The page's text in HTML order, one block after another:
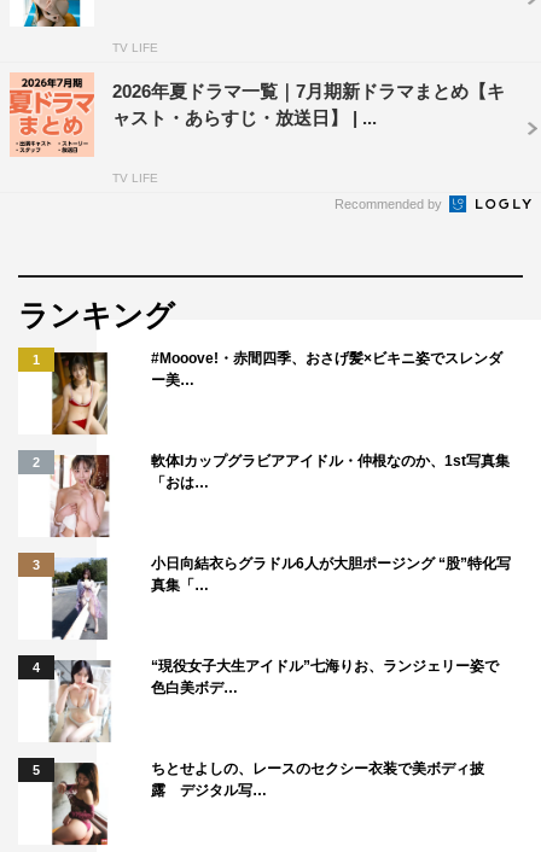
TV LIFE
2026年夏ドラマ一覧｜7月期新ドラマまとめ【キ
ャスト・あらすじ・放送日】 | ...
TV LIFE
Recommended by
ランキング
1
#Mooove!・赤間四季、おさげ髪×ビキニ姿でスレンダ
ー美…
2
軟体Iカップグラビアアイドル・仲根なのか、1st写真集
「おは…
3
小日向結衣らグラドル6人が大胆ポージング “股”特化写
真集「…
4
“現役女子大生アイドル”七海りお、ランジェリー姿で
色白美ボデ…
5
ちとせよしの、レースのセクシー衣装で美ボディ披
露 デジタル写…